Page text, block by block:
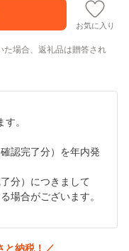
お気に入り
た場合、返礼品は贈答され
。
認完了分）を年内発
分）につきまして
場合がございます。
と納税！／